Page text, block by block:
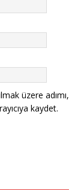
üzere adımı,
kaydet.